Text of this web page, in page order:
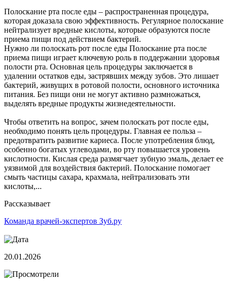
Полоскание рта после еды – распространенная процедура,
которая доказала свою эффективность. Регулярное полоскание
нейтрализует вредные кислоты, которые образуются после
приема пищи под действием бактерий.
Нужно ли полоскать рот после еды Полоскание рта после
приема пищи играет ключевую роль в поддержании здоровья
полости рта. Основная цель процедуры заключается в
удалении остатков еды, застрявших между зубов. Это лишает
бактерий, живущих в ротовой полости, основного источника
питания. Без пищи они не могут активно размножаться,
выделять вредные продукты жизнедеятельности.
Чтобы ответить на вопрос, зачем полоскать рот после еды,
необходимо понять цель процедуры. Главная ее польза –
предотвратить развитие кариеса. После употребления блюд,
особенно богатых углеводами, во рту повышается уровень
кислотности. Кислая среда размягчает зубную эмаль, делает ее
уязвимой для воздействия бактерий. Полоскание помогает
смыть частицы сахара, крахмала, нейтрализовать эти
кислоты,...
Рассказывает
Команда врачей-экспертов Зуб.ру
20.01.2026